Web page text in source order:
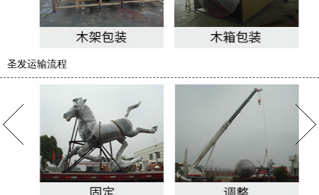
圣发运输流程